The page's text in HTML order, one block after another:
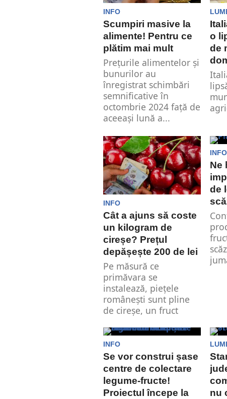
INFO
Scumpiri masive la
alimente! Pentru ce
plătim mai mult
Prețurile alimentelor și
bunurilor au
înregistrat schimbări
semnificative în
octombrie 2024 față de
aceeași lună a...
o
de
INFO
Cât a ajuns să coste
un kilogram de
cireșe? Prețul
depășește 200 de lei
Pe măsură ce
primăvara se
instalează, piețele
românești sunt pline
de cireșe, un fruct
INFO
Ne
de
INFO
Se vor construi șase
centre de colectare
legume-fructe!
Proiectul începe la
nu